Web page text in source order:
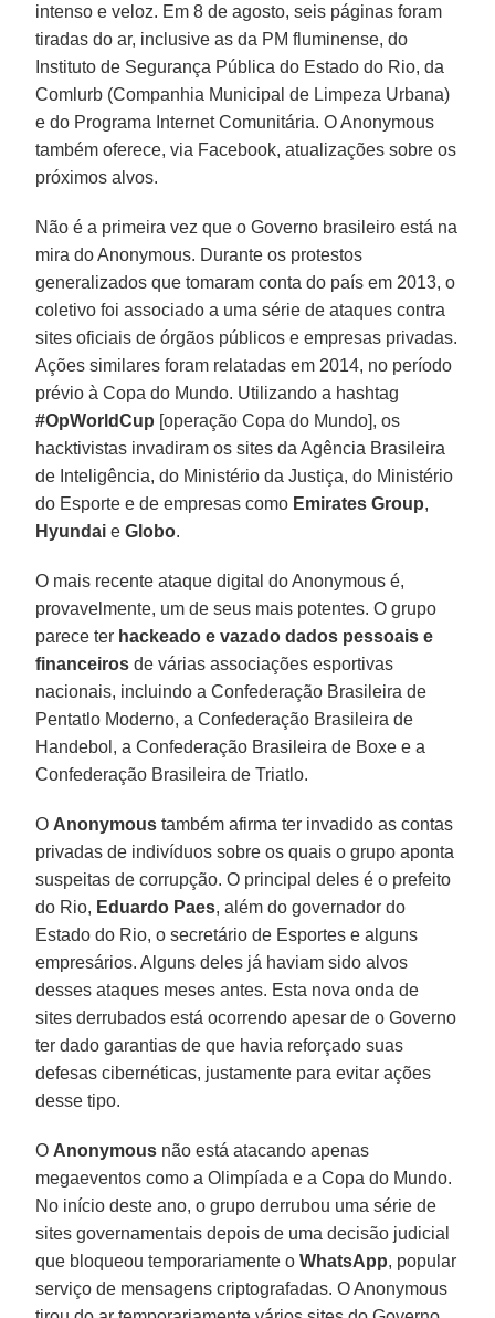
intenso e veloz. Em 8 de agosto, seis páginas foram
tiradas do ar, inclusive as da PM fluminense, do
Instituto de Segurança Pública do Estado do Rio, da
Comlurb (Companhia Municipal de Limpeza Urbana)
e do Programa Internet Comunitária. O Anonymous
também oferece, via Facebook, atualizações sobre os
próximos alvos.
Não é a primeira vez que o Governo brasileiro está na
mira do Anonymous. Durante os protestos
generalizados que tomaram conta do país em 2013, o
coletivo foi associado a uma série de ataques contra
sites oficiais de órgãos públicos e empresas privadas.
Ações similares foram relatadas em 2014, no período
prévio à Copa do Mundo. Utilizando a hashtag
#OpWorldCup [operação Copa do Mundo], os
hacktivistas invadiram os sites da Agência Brasileira
de Inteligência, do Ministério da Justiça, do Ministério
do Esporte e de empresas como Emirates Group,
Hyundai eGlobo.
O mais recente ataque digital do Anonymous é,
provavelmente, um de seus mais potentes. O grupo
parece ter hackeado e vazado dados pessoais e
financeiros de várias associações esportivas
nacionais, incluindo a Confederação Brasileira de
Pentatlo Moderno, a Confederação Brasileira de
Handebol, a Confederação Brasileira de Boxe e a
Confederação Brasileira de Triatlo.
O Anonymous também afirma ter invadido as contas
privadas de indivíduos sobre os quais o grupo aponta
suspeitas de corrupção. O principal deles é o prefeito
do Rio, Eduardo Paes, além do governador do
Estado do Rio, o secretário de Esportes e alguns
empresários. Alguns deles já haviam sido alvos
desses ataques meses antes. Esta nova onda de
sites derrubados está ocorrendo apesar de o Governo
ter dado garantias de que havia reforçado suas
defesas cibernéticas, justamente para evitar ações
desse tipo.
O Anonymous não está atacando apenas
megaeventos como a Olimpíada e a Copa do Mundo.
No início deste ano, o grupo derrubou uma série de
sites governamentais depois de uma decisão judicial
que bloqueou temporariamente oWhatsApp, popular
serviço de mensagens criptografadas. O Anonymous